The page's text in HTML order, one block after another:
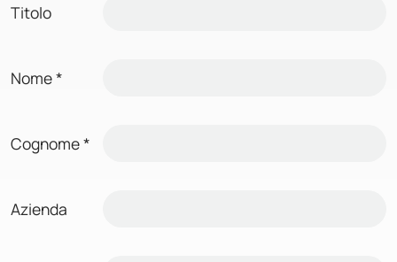
Titolo
Nome*
Cognome*
Azienda